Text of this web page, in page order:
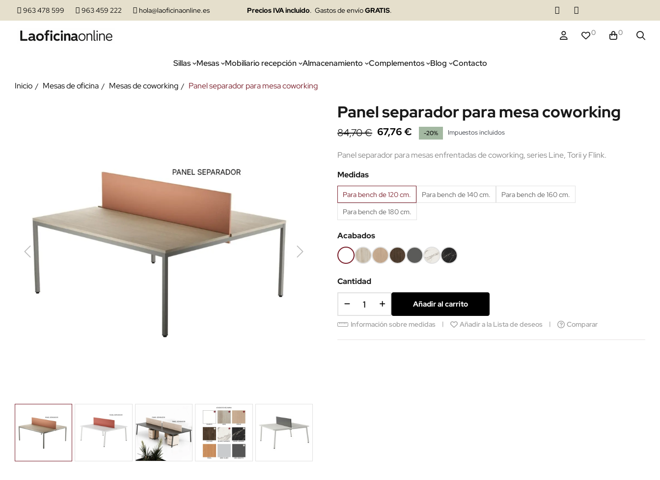
963 478 599 963 459 222 hola@laoficinaonline.es Precios IVA incluido. Gastos de envíoGRATIS.
0 0
Sillas Mesas Mobiliario recepción Almacenamiento Complementos Blog Contacto
Inicio Mesas de oficina Mesas de coworking Panel separador para mesa coworking
Panel separador para mesa coworking
84,70 € 67,76 € -20% Impuestos incluidos
Panel separador para mesas enfrentadas de coworking, series Line, Torii y Flink.
Medidas
Para bench de 120 cm. Para bench de 140 cm.
Para bench de 160 cm.
Para bench de 180 cm.
Acabados
Blanco
68
Haya
52
Roble
60
Castaño
53
Gris
grafito
Mármol
blanco
Mármol
negro
Cantidad
Añadir al carrito
Información sobre medidas Añadir a la Lista de deseos Comparar